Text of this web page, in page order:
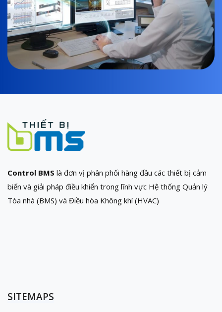
Control BMS là đơn vị phân phối hàng đầu các thiết bị cảm
biến và giải pháp điều khiển trong lĩnh vực Hệ thống Quản lý
Tòa nhà (BMS) và Điều hòa Không khí (HVAC)
SITEMAPS